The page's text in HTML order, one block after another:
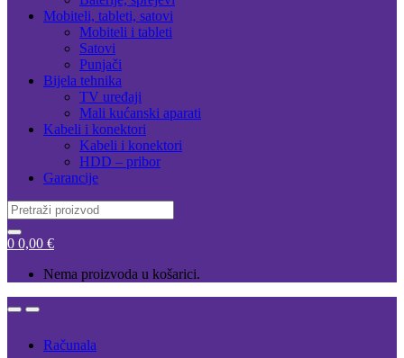
Mobiteli, tableti, satovi
Mobiteli i tableti
Satovi
Punjači
Bijela tehnika
TV uređaji
Mali kućanski aparati
Kabeli i konektori
Kabeli i konektori
HDD – pribor
Garancije
Search
for:
0 0,00 €
Nema proizvoda u košarici.
OpenClose
Računala